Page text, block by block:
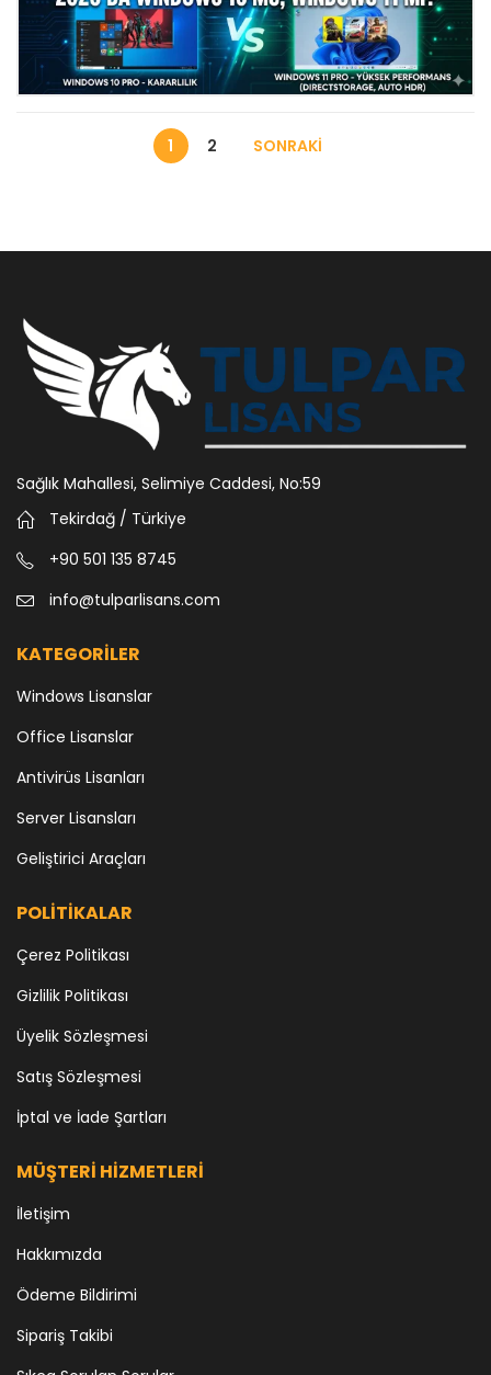
2026 Oyun Performansı: Windows
1 2 SONRAKI
Sağlık Mahallesi, Selimiye Caddesi, No:59
Tekirdağ / Türkiye
+90 501 135 8745
info@tulparlisans.com
KATEGORİLER
Windows Lisanslar
Office Lisanslar
Antivirüs Lisanları
Server Lisansları
Geliştirici Araçları
POLİTİKALAR
Çerez Politikası
Gizlilik Politikası
Üyelik Sözleşmesi
Satış Sözleşmesi
İptal ve İade Şartları
MÜŞTERİ HİZMETLERİ
İletişim
Hakkımızda
Ödeme Bildirimi
Sipariş Takibi